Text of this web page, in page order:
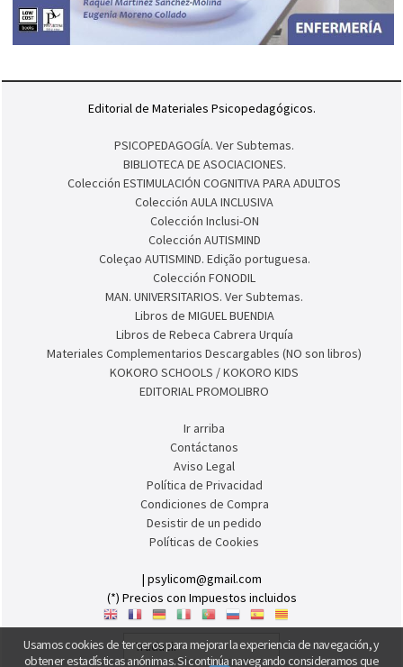
Editorial de Materiales Psicopedagógicos.
PSICOPEDAGOGÍA. Ver Subtemas.
BIBLIOTECA DE ASOCIACIONES.
Colección ESTIMULACIÓN COGNITIVA PARA ADULTOS
Colección AULA INCLUSIVA
Colección Inclusi-ON
Colección AUTISMIND
Coleçao AUTISMIND. Edição portuguesa.
Colección FONODIL
MAN. UNIVERSITARIOS. Ver Subtemas.
Libros de MIGUEL BUENDIA
Materiales Complementarios Descargables (NO son libros)
KOKORO SCHOOLS / KOKORO KIDS
EDITORIAL PROMOLIBRO
Ir arriba
Contáctanos
Aviso Legal
Condiciones de Compra
Desistir de un pedido
Políticas de Cookies
| psylicom@gmail.com
Usamos cookies de terceros para mejorar la experiencia de navegación, y
obtener estadísticas anónimas. Si continúa navegando consideramos que